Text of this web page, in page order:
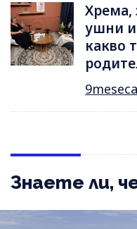
Хрема,
ушни
какво
Знаете ли,